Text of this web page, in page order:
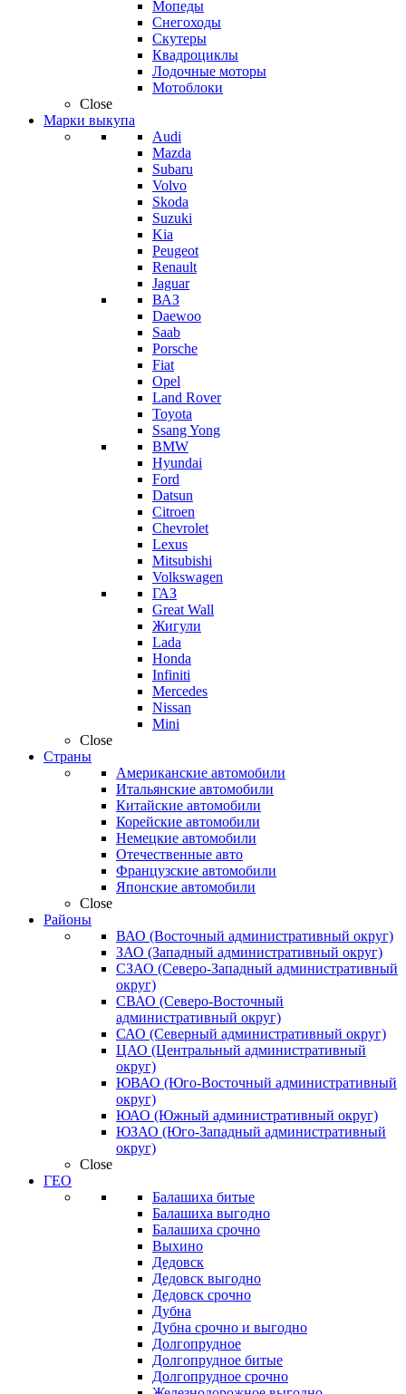
Мопеды
Снегоходы
Скутеры
Квадроциклы
Лодочные моторы
Мотоблоки
Close
Марки выкупа
Audi
Mazda
Subaru
Volvo
Skoda
Suzuki
Kia
Peugeot
Renault
Jaguar
ВАЗ
Daewoo
Saab
Porsche
Fiat
Opel
Land Rover
Toyota
Ssang Yong
BMW
Hyundai
Ford
Datsun
Citroen
Chevrolet
Lexus
Mitsubishi
Volkswagen
ГАЗ
Great Wall
Жигули
Lada
Honda
Infiniti
Mercedes
Nissan
Mini
Close
Страны
Американские автомобили
Итальянские автомобили
Китайские автомобили
Корейские автомобили
Немецкие автомобили
Отечественные авто
Французские автомобили
Японские автомобили
Close
Районы
ВАО (Восточный административный округ)
ЗАО (Западный административный округ)
СЗАО (Северо-Западный административный
округ)
СВАО (Северо-Восточный
административный округ)
САО (Северный административный округ)
ЦАО (Центральный административный
округ)
ЮВАО (Юго-Восточный административный
округ)
ЮАО (Южный административный округ)
ЮЗАО (Юго-Западный административный
округ)
Close
ГЕО
Балашиха битые
Балашиха выгодно
Балашиха срочно
Выхино
Дедовск
Дедовск выгодно
Дедовск срочно
Дубна
Дубна срочно и выгодно
Долгопрудное
Долгопрудное битые
Долгопрудное срочно